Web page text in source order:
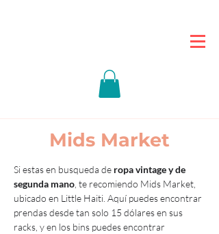
Mids Market
Si estas en busqueda de ropa vintage y de
segunda mano , te recomiendo Mids Market,
ubicado en Little Haiti. Aquí puedes encontrar
prendas desde tan solo 15 dólares en sus
racks, y en los bins puedes encontrar